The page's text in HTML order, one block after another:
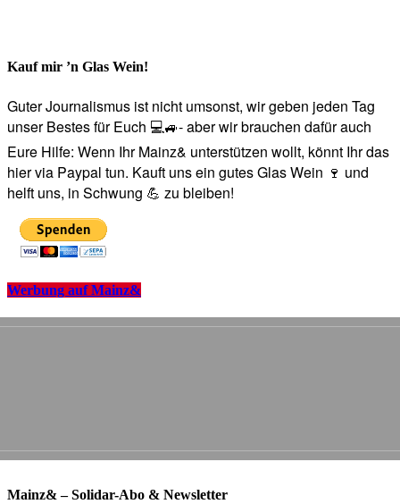
Kauf mir ’n Glas Wein!
Guter Journalismus ist nicht umsonst, wir geben jeden Tag
unser Bestes für Euch 💻🚙- aber wir brauchen dafür auch
Eure Hilfe: Wenn Ihr Mainz& unterstützen wollt, könnt Ihr das
hier via Paypal tun. Kauft uns ein gutes Glas Wein 🍷 und
helft uns, in Schwung 💪 zu bleiben!
Werbung auf Mainz&
Mainz& – Solidar-Abo & Newsletter